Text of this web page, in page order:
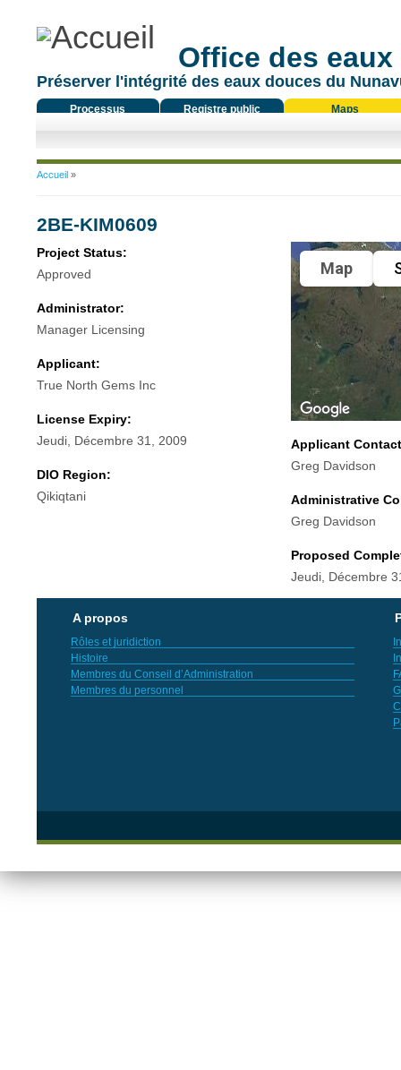
Office des
Préserver l'intégrité des eaux douces du
Processus
Registre public Maps
Vous êtes ici
Accueil»
2BE-KIM0609
Project Status:
Approved
Administrator:
Manager Licensing
Applicant:
True North Gems Inc
License Expiry:
Jeudi, Décembre 31, 2009
DIO Region:
Qikiqtani
Map
Applicant
Greg Davidson
Administrative
Greg Davidson
Proposed
Jeudi, Décembre
A propos
Rôles et juridiction
Histoire
Membres du Conseil d’Administration
Membres du personnel